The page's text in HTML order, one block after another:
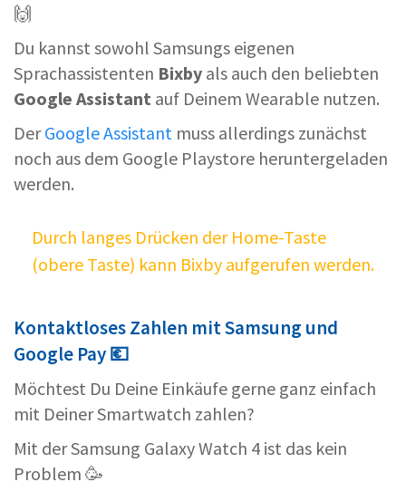
🙌
Du kannst sowohl Samsungs eigenen
Sprachassistenten Bixby als auch den beliebten
Google Assistant auf Deinem Wearable nutzen.
DerGoogle Assistant muss allerdings zunächst
noch aus dem Google Playstore heruntergeladen
werden.
Durch langes Drücken der Home-Taste
(obere Taste) kann Bixby aufgerufen werden.
Kontaktloses Zahlen mit Samsung und
Google Pay 💶
Möchtest Du Deine Einkäufe gerne ganz einfach
mit Deiner Smartwatch zahlen?
Mit der Samsung Galaxy Watch 4 ist das kein
Problem 🥳